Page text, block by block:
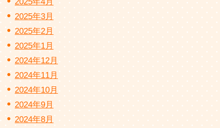
2025年3月
2025年2月
2025年1月
2024年12月
2024年11月
2024年10月
2024年9月
2024年8月